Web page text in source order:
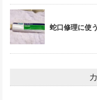
蛇口修理に使